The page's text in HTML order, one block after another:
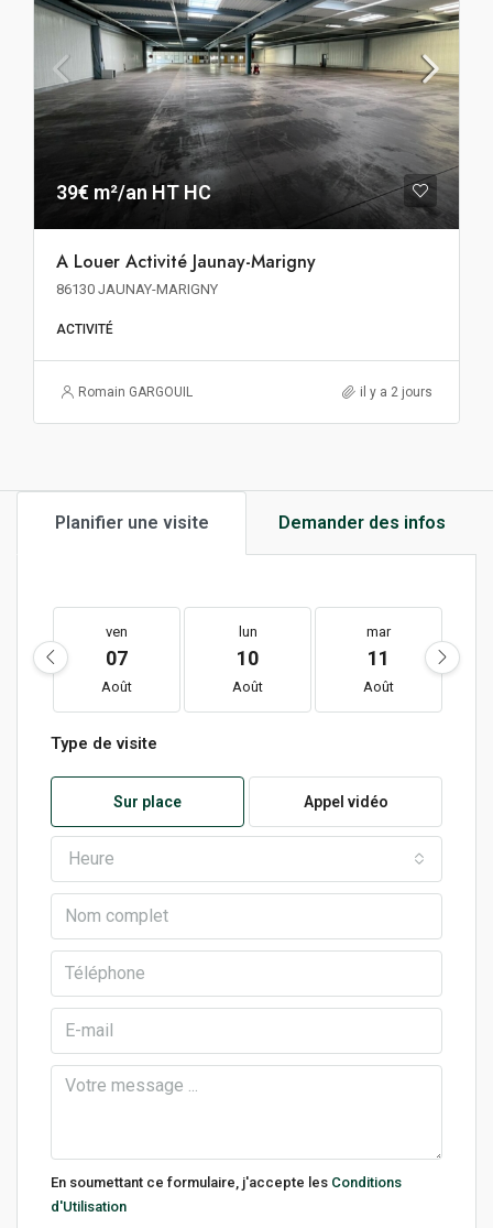
39€ m²/an HT HC
A Louer Activité Jaunay-Marigny
86130 JAUNAY-MARIGNY
ACTIVITÉ
Romain GARGOUIL il y a 2 jours
Planifier une visite Demander des infos
ven
07
Août
lun
10
Août
mar
11
Août
Type de visite
Sur place Appel vidéo
Heure
En soumettant ce formulaire, j'accepte les Conditions
d'Utilisation